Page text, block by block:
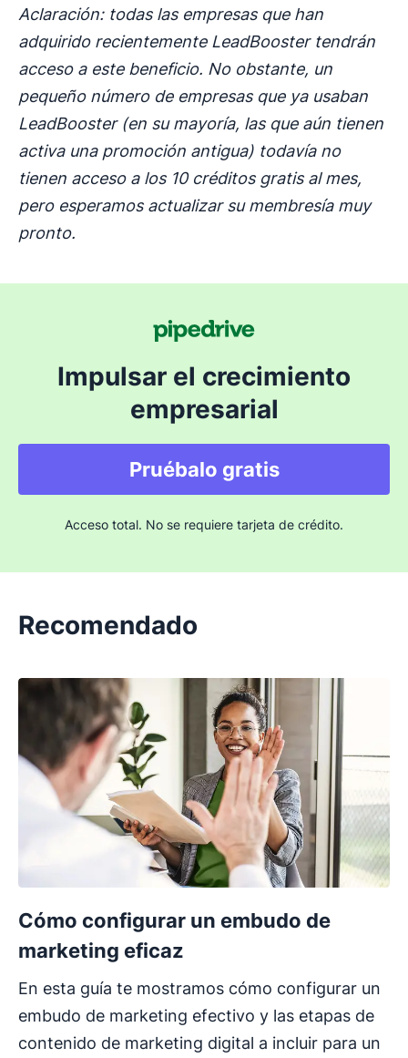
Aclaración: todas las empresas que han
adquirido recientemente LeadBooster tendrán
acceso a este beneficio. No obstante, un
pequeño número de empresas que ya usaban
LeadBooster (en su mayoría, las que aún tienen
activa una promoción antigua) todavía no
tienen acceso a los 10 créditos gratis al mes,
pero esperamos actualizar su membresía muy
pronto.
Impulsar el crecimiento
empresarial
Pruébalo gratis
Acceso total. No se requiere tarjeta de crédito.
Recomendado
Cómo configurar un embudo de
marketing eficaz
En esta guía te mostramos cómo configurar un
embudo de marketing efectivo y las etapas de
contenido de marketing digital a incluir para un